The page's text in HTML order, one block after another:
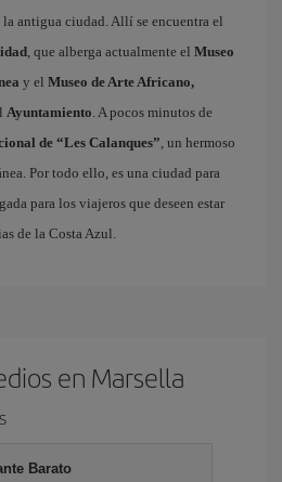
antigua ciudad. Allí se encuentra el
, que alberga actualmente el Museo
y el Museo de Arte Africano,
Ayuntamiento . A pocos minutos de
de “Les Calanques” , un hermoso
Por todo ello, es una ciudad para
para los viajeros que deseen estar
de la Costa Azul.
en Marsella
Barato